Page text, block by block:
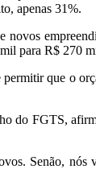
apenas 31%.
para R$ 270
que o
do FGTS,
Senão,